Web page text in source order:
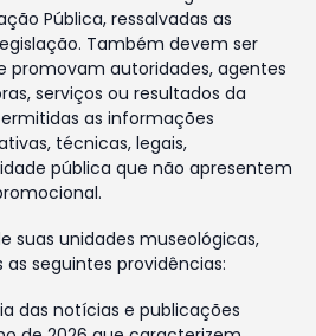
Pública, ressalvadas as
Também devem ser
promovam autoridades, agentes
serviços ou resultados da
as informações
técnicas, legais,
pública que não apresentem
suas unidades museológicas,
seguintes providências:
das notícias e publicações